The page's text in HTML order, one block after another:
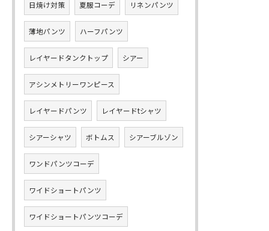
日焼け対策 夏服コーデ リネンパンツ
薄地パンツ ハーフパンツ
レイヤードタンクトップ シアー
アシンメトリーワンピース
レイヤードパンツ レイヤードtシャツ
シアーシャツ ボトムス シアーブルゾン
ワンドパンツコーデ
ワイドショートパンツ
ワイドショートパンツコーデ